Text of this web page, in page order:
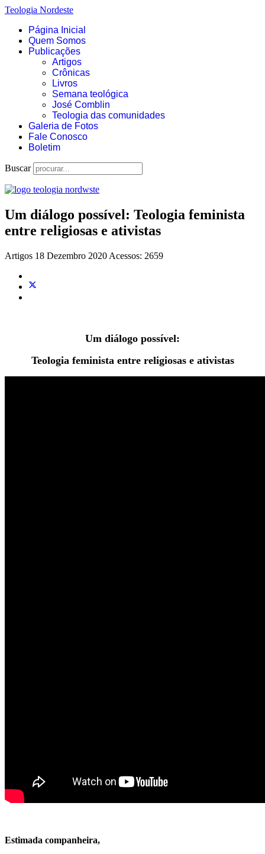
Teologia Nordeste
Página Inicial
Quem Somos
Publicações
Artigos
Crônicas
Livros
Semana teológica
José Comblin
Teologia das comunidades
Galeria de Fotos
Fale Conosco
Boletim
Buscar
Um diálogo possível: Teologia feminista
entre religiosas e ativistas
Artigos 18 Dezembro 2020 Acessos: 2659
Um diálogo possível:
Teologia feminista entre religiosas e ativistas
Estimada companheira,